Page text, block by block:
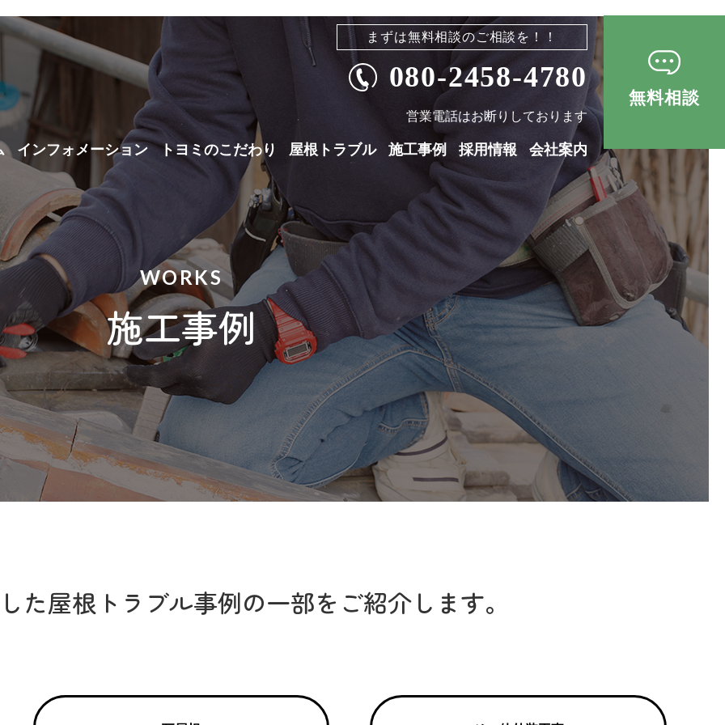
まずは無料相談のご相談を！！
080-2458-4780
営業電話はお断りしております
インフォメーション トヨミのこだわり 屋根トラブル 施工事例 採用情報 会社案内
無料相談
WORKS
施工事例
た屋根トラブル事例の一部をご紹介します。